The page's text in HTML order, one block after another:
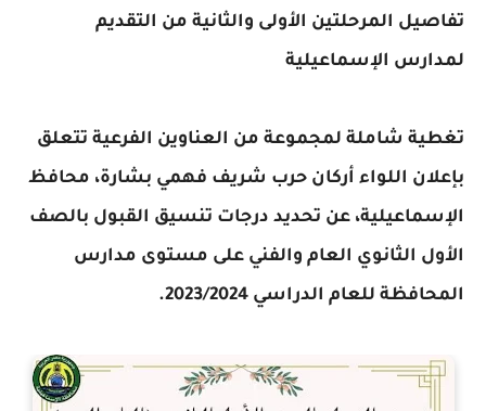
تفاصيل المرحلتين الأولى والثانية من التقديم
لمدارس الإسماعيلية
تغطية شاملة لمجموعة من العناوين الفرعية تتعلق
بإعلان اللواء أركان حرب شريف فهمي بشارة، محافظ
الإسماعيلية، عن تحديد درجات تنسيق القبول بالصف
الأول الثانوي العام والفني على مستوى مدارس
المحافظة للعام الدراسي 2023/2024.